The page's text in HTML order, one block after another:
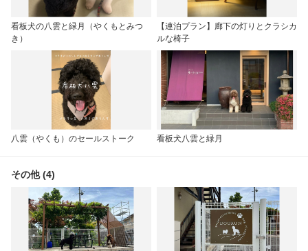
看板犬の八雲と緑月（やくもとみつ
き）
【連泊プラン】廊下の灯りとクラシカ
ルな椅子
八雲（やくも）のセールストーク 看板犬八雲と緑月
その他 (4)